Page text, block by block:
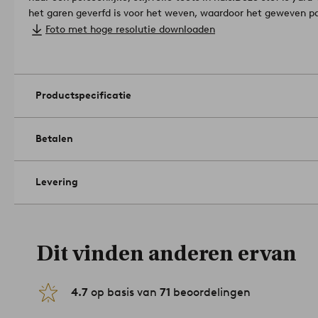
het garen geverfd is voor het weven, waardoor het geweven
hetzelfde uitziet.
Materiaal: 100% Katoen.
een stof. Hoe hoger de draaddichtheid, hoe hoger de
bleekmiddel. Drogen in de droogtrommel op middelhoog
Foto met hoge resolutie downloaden
Productspecificatie
Betalen
Levering
Dit vinden anderen ervan
4.7 op basis van 71 beoordelingen